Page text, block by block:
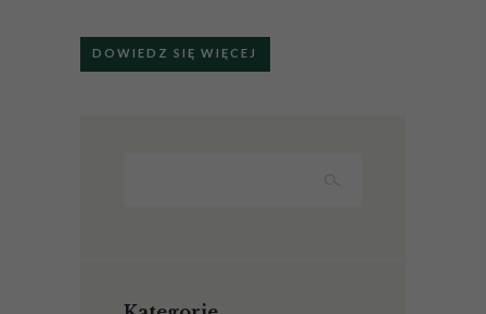
DOWIEDZ SIĘ WIĘCEJ